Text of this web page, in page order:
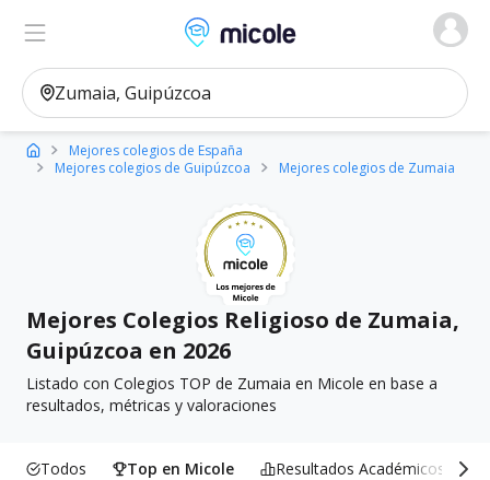
Micole, buscador de colegios
Ver en el mapa
Mejores colegios de España
Mejores colegios de Guipúzcoa
Mejores colegios de Zumaia
Mejores Colegios Religioso de Zumaia,
Guipúzcoa en 2026
Listado con Colegios TOP de Zumaia en Micole en base a
resultados, métricas y valoraciones
Todos Top en Micole Resultados Académicos